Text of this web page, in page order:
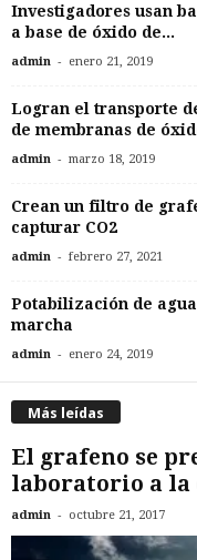
Investigadores usan
a base de óxido de...
admin - enero 21, 2019
Logran el transporte
de membranas de
admin - marzo 18, 2019
Crean un filtro de
capturar CO2
admin - febrero 27, 2021
Potabilización de
marcha
admin - enero 24, 2019
Más leídas
El grafeno se
laboratorio a la
admin - octubre 21, 2017